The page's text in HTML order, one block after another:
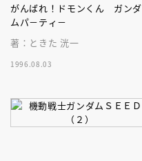
がんばれ！ドモンくん ガンダ
ムパ－ティ－
著：ときた 洸一
1996.08.03